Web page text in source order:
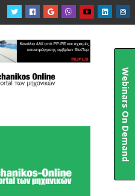

Webinars On Demand